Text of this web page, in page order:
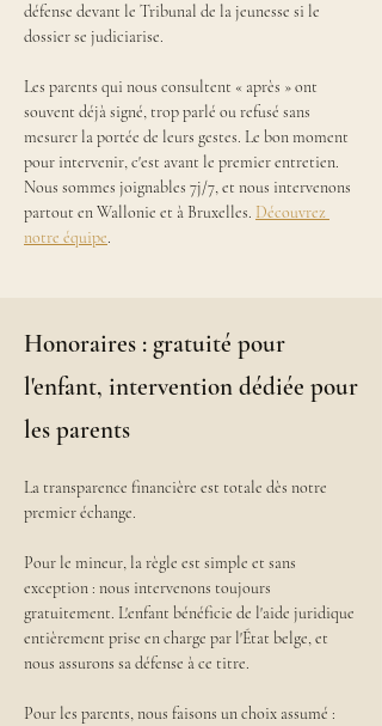
défense devant le Tribunal de la jeunesse si le
dossier se judiciarise.
Les parents qui nous consultent « après » ont
souvent déjà signé, trop parlé ou refusé sans
mesurer la portée de leurs gestes. Le bon moment
pour intervenir, c'est avant le premier entretien.
Nous sommes joignables 7j/7, et nous intervenons
partout en Wallonie et à Bruxelles. Découvrez
notre équipe.
Honoraires : gratuité pour
l'enfant, intervention dédiée pour
les parents
La transparence financière est totale dès notre
premier échange.
Pour le mineur, la règle est simple et sans
exception : nous intervenons toujours
gratuitement. L'enfant bénéficie de l'aide juridique
entièrement prise en charge par l'État belge, et
nous assurons sa défense à ce titre.
Pour les parents, nous faisons un choix assumé :